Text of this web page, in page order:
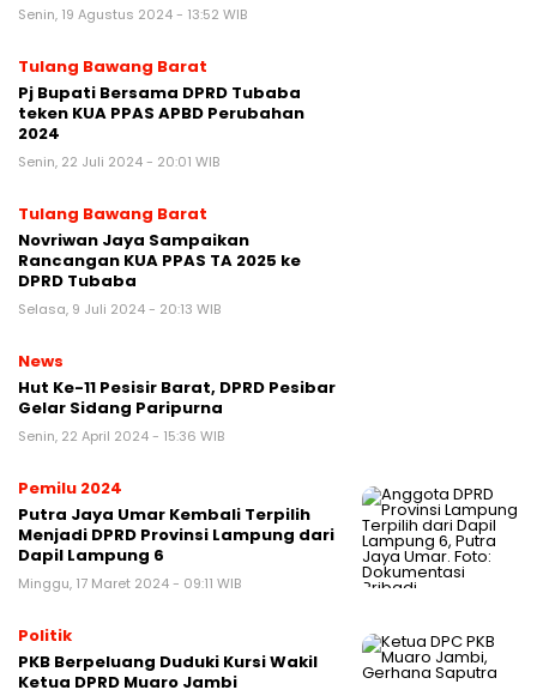
Senin, 19 Agustus 2024 - 13:52 WIB
Tulang Bawang Barat
Pj Bupati Bersama DPRD Tubaba
teken KUA PPAS APBD Perubahan
2024
Senin, 22 Juli 2024 - 20:01 WIB
Tulang Bawang Barat
Novriwan Jaya Sampaikan
Rancangan KUA PPAS TA 2025 ke
DPRD Tubaba
Selasa, 9 Juli 2024 - 20:13 WIB
News
Hut Ke-11 Pesisir Barat, DPRD Pesibar
Gelar Sidang Paripurna
Senin, 22 April 2024 - 15:36 WIB
Pemilu 2024
Putra Jaya Umar Kembali Terpilih
Menjadi DPRD Provinsi Lampung dari
Dapil Lampung 6
Minggu, 17 Maret 2024 - 09:11 WIB
Politik
PKB Berpeluang Duduki Kursi Wakil
Ketua DPRD Muaro Jambi